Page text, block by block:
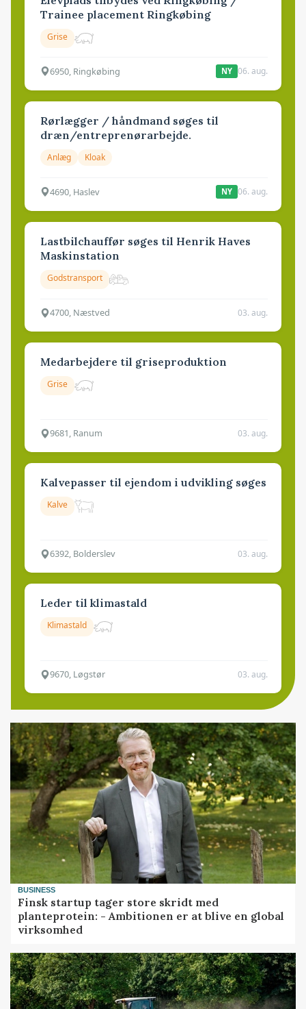
Trainee placement Ringkøbing
Grise
6950, Ringkøbing NY 06. aug.
Rørlægger / håndmand søges til
dræn/entreprenørarbejde.
Anlæg Kloak
4690, Haslev NY 06. aug.
Lastbilchauffør søges til Henrik Haves
Maskinstation
Godstransport
4700, Næstved 03. aug.
Medarbejdere til griseproduktion
Grise
9681, Ranum 03. aug.
Kalvepasser til ejendom i udvikling søges
Kalve
6392, Bolderslev 03. aug.
Leder til klimastald
Klimastald
9670, Løgstør 03. aug.
BUSINESS
Finsk startup tager store skridt med
planteprotein: - Ambitionen er at blive en global
virksomhed